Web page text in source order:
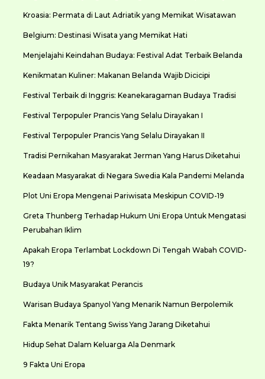
Kroasia: Permata di Laut Adriatik yang Memikat Wisatawan
Belgium: Destinasi Wisata yang Memikat Hati
Menjelajahi Keindahan Budaya: Festival Adat Terbaik Belanda
Kenikmatan Kuliner: Makanan Belanda Wajib Dicicipi
Festival Terbaik di Inggris: Keanekaragaman Budaya Tradisi
Festival Terpopuler Prancis Yang Selalu Dirayakan I
Festival Terpopuler Prancis Yang Selalu Dirayakan II
Tradisi Pernikahan Masyarakat Jerman Yang Harus Diketahui
Keadaan Masyarakat di Negara Swedia Kala Pandemi Melanda
Plot Uni Eropa Mengenai Pariwisata Meskipun COVID-19
Greta Thunberg Terhadap Hukum Uni Eropa Untuk Mengatasi
Perubahan Iklim
Apakah Eropa Terlambat Lockdown Di Tengah Wabah COVID-
19?
Budaya Unik Masyarakat Perancis
Warisan Budaya Spanyol Yang Menarik Namun Berpolemik
Fakta Menarik Tentang Swiss Yang Jarang Diketahui
Hidup Sehat Dalam Keluarga Ala Denmark
9 Fakta Uni Eropa